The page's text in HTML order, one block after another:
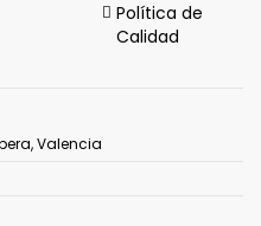
Política de
Calidad
Valencia